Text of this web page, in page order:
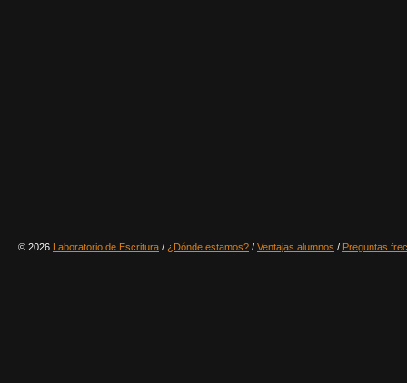
© 2026 Laboratorio de Escritura / ¿Dónde estamos? / Ventajas alumnos / Preguntas